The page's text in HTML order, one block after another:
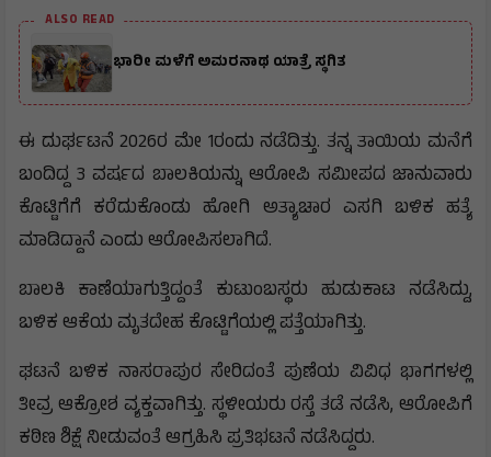
ALSO READ
ಭಾರೀ ಮಳೆಗೆ ಅಮರನಾಥ ಯಾತ್ರೆ ಸ್ಥಗಿತ
ಈ ದುರ್ಘಟನೆ 2026ರ ಮೇ 1ರಂದು ನಡೆದಿತ್ತು. ತನ್ನ ತಾಯಿಯ ಮನೆಗೆ
ಬಂದಿದ್ದ 3 ವರ್ಷದ ಬಾಲಕಿಯನ್ನು ಆರೋಪಿ ಸಮೀಪದ ಜಾನುವಾರು
ಕೊಟ್ಟಿಗೆಗೆ ಕರೆದುಕೊಂಡು ಹೋಗಿ ಅತ್ಯಾಚಾರ ಎಸಗಿ ಬಳಿಕ ಹತ್ಯೆ
ಮಾಡಿದ್ದಾನೆ ಎಂದು ಆರೋಪಿಸಲಾಗಿದೆ.
ಬಾಲಕಿ ಕಾಣೆಯಾಗುತ್ತಿದ್ದಂತೆ ಕುಟುಂಬಸ್ಥರು ಹುಡುಕಾಟ ನಡೆಸಿದ್ದು,
ಬಳಿಕ ಆಕೆಯ ಮೃತದೇಹ ಕೊಟ್ಟಿಗೆಯಲ್ಲಿ ಪತ್ತೆಯಾಗಿತ್ತು.
ಘಟನೆ ಬಳಿಕ ನಾಸರಾಪುರ ಸೇರಿದಂತೆ ಪುಣೆಯ ವಿವಿಧ ಭಾಗಗಳಲ್ಲಿ
ತೀವ್ರ ಆಕ್ರೋಶ ವ್ಯಕ್ತವಾಗಿತ್ತು. ಸ್ಥಳೀಯರು ರಸ್ತೆ ತಡೆ ನಡೆಸಿ, ಆರೋಪಿಗೆ
ಕಠಿಣ ಶಿಕ್ಷೆ ನೀಡುವಂತೆ ಆಗ್ರಹಿಸಿ ಪ್ರತಿಭಟನೆ ನಡೆಸಿದ್ದರು.